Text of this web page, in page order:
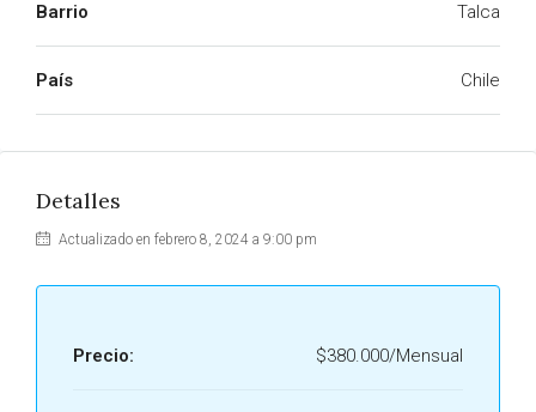
Barrio Talca
País Chile
Detalles
Actualizado en febrero 8, 2024 a 9:00 pm
Precio: $380.000/Mensual